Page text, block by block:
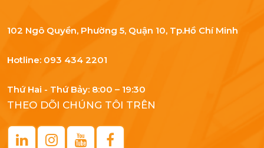
102 Ngô Quyền, Phường 5, Quận 10, Tp.Hồ Chí Minh
Hotline: 093 434 2201
Thứ Hai - Thứ Bảy: 8:00 – 19:30
THEO DÕI CHÚNG TÔI TRÊN